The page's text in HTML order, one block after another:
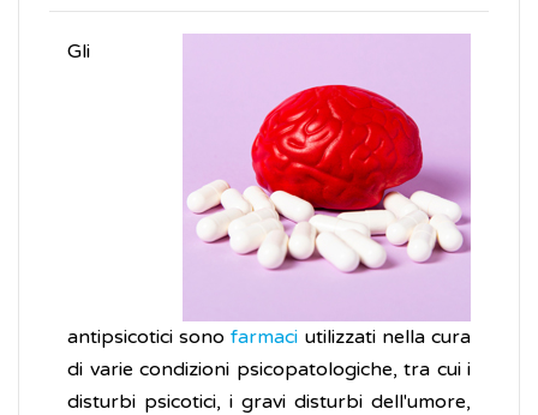
Gli
antipsicotici sonofarmaci utilizzati nella cura
di varie condizioni psicopatologiche, tra cui i
disturbi psicotici, i gravi disturbi dell'umore,